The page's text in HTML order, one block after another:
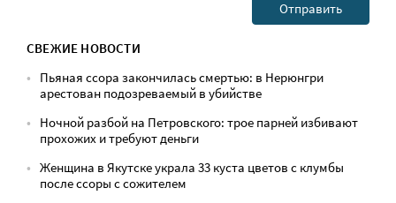
СВЕЖИЕ НОВОСТИ
Пьяная ссора закончилась смертью: в Нерюнгри
арестован подозреваемый в убийстве
Ночной разбой на Петровского: трое парней избивают
прохожих и требуют деньги
Женщина в Якутске украла 33 куста цветов с клумбы
после ссоры с сожителем